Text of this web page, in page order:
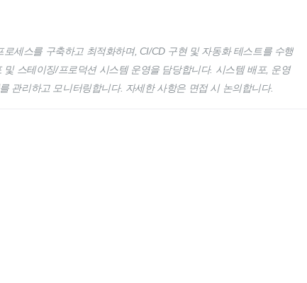
세스를 구축하고 최적화하며, CI/CD 구현 및 자동화 테스트를 수행
스테이징/프로덕션 시스템 운영을 담당합니다. 시스템 배포, 운영
관리하고 모니터링합니다. 자세한 사항은 면접 시 논의합니다.